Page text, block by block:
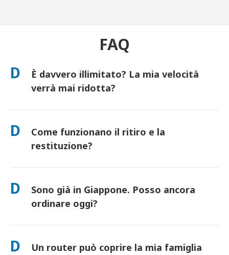
FAQ
D
È davvero illimitato? La mia velocità
verrà mai ridotta?
Sì. È davvero illimitato e non applichiamo limiti di Fair Usage
tutti i dati che desideri, tutto il giorno. (Come ogni rete
mobile, la congestione temporanea dell'operatore può influire
sulla velocità). Se dovesse mai verificarsi una riduzione di
D
Come funzionano il ritiro e la
restituzione?
Ritira presso i principali aeroporti o scegli la consegna in
busta di reso prepagata: basta imbucarla in qualsiasi cassetta
postale in Giappone. Nessuna documentazione, nessuna fila
allo sportello.
D
Sono già in Giappone. Posso ancora
ordinare oggi?
Sì. È disponibile il ritiro in aeroporto in giornata. Per la
successivo. Se non sei sicuro, contattaci e confermeremo
D
Un router può coprire la mia famiglia